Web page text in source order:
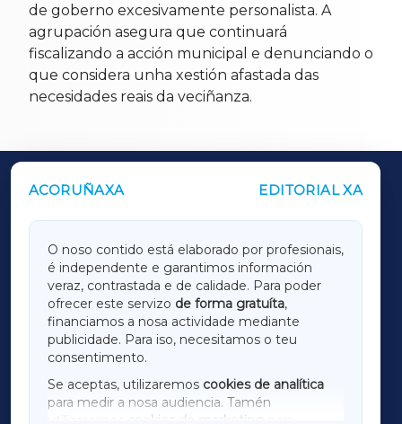
de goberno excesivamente personalista. A
agrupación asegura que continuará
fiscalizando a acción municipal e denunciando o
que considera unha xestión afastada das
necesidades reais da veciñanza.
ACORUÑAXA EDITORIAL XA
O noso contido está elaborado por profesionais,
é independente e garantimos información
veraz, contrastada e de calidade. Para poder
ofrecer este servizo de forma gratuíta,
financiamos a nosa actividade mediante
publicidade. Para iso, necesitamos o teu
consentimento.
Se aceptas, utilizaremos cookies de analítica
para medir a nosa audiencia. Tamén
utilizaremos
cookies de marketing
OUTROS PERIÓDICOS
LUGOXA
TERRACHAXA
AMARIÑAXA